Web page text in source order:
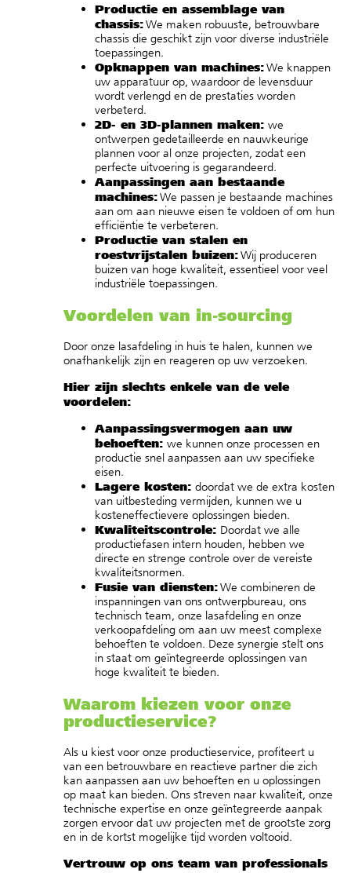
Productie en assemblage van
chassis:We maken robuuste, betrouwbare
chassis die geschikt zijn voor diverse industriële
toepassingen.
Opknappen van machines:We knappen
uw apparatuur op, waardoor de levensduur
wordt verlengd en de prestaties worden
verbeterd.
2D- en 3D-plannen maken: we
ontwerpen gedetailleerde en nauwkeurige
plannen voor al onze projecten, zodat een
perfecte uitvoering is gegarandeerd.
Aanpassingen aan bestaande
machines:We passen je bestaande machines
aan om aan nieuwe eisen te voldoen of om hun
efficiëntie te verbeteren.
Productie van stalen en
roestvrijstalen buizen:Wij produceren
buizen van hoge kwaliteit, essentieel voor veel
industriële toepassingen.
Voordelen van in-sourcing
Door onze lasafdeling in huis te halen, kunnen we
onafhankelijk zijn en reageren op uw verzoeken.
Hier zijn slechts enkele van de vele
voordelen:
Aanpassingsvermogen aan uw
behoeften: we kunnen onze processen en
productie snel aanpassen aan uw specifieke
eisen.
Lagere kosten: doordat we de extra kosten
van uitbesteding vermijden, kunnen we u
kosteneffectievere oplossingen bieden.
Kwaliteitscontrole: Doordat we alle
productiefasen intern houden, hebben we
directe en strenge controle over de vereiste
kwaliteitsnormen.
Fusie van diensten:We combineren de
inspanningen van ons ontwerpbureau, ons
technisch team, onze lasafdeling en onze
verkoopafdeling om aan uw meest complexe
behoeften te voldoen. Deze synergie stelt ons
in staat om geïntegreerde oplossingen van
hoge kwaliteit te bieden.
Waarom kiezen voor onze
productieservice?
Als u kiest voor onze productieservice, profiteert u
van een betrouwbare en reactieve partner die zich
kan aanpassen aan uw behoeften en u oplossingen
op maat kan bieden. Ons streven naar kwaliteit, onze
technische expertise en onze geïntegreerde aanpak
zorgen ervoor dat uw projecten met de grootste zorg
en in de kortst mogelijke tijd worden voltooid.
Vertrouw op ons team van professionals